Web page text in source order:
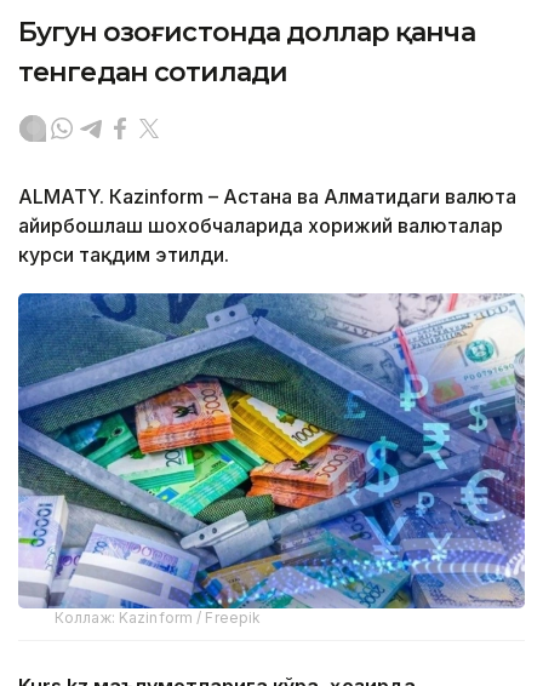
Бугун Қозоғистонда доллар қанча
тенгедан сотилади
ALMATY. Кazinform – Астана ва Алматидаги валюта
айирбошлаш шохобчаларида хорижий валюталар
курси тақдим этилди.
Коллаж: Kazinform / Freepik